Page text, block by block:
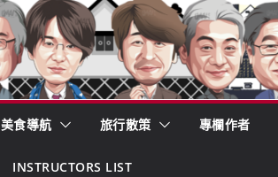
美食導航 旅行散策 專欄作者
INSTRUCTORS LIST